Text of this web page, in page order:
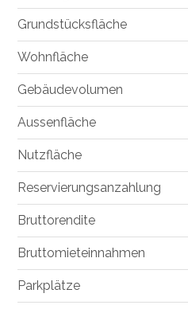
Grundstücksfläche
Wohnfläche
Gebäudevolumen
Aussenfläche
Nutzfläche
Reservierungsanzahlung
Bruttorendite
Bruttomieteinnahmen
Parkplätze